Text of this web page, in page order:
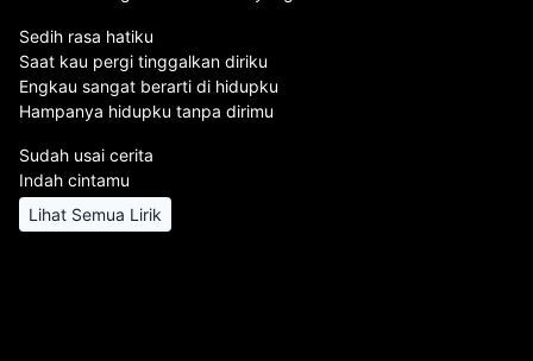
Sedih rasa hatiku
Saat kau pergi tinggalkan diriku
Engkau sangat berarti di hidupku
Hampanya hidupku tanpa dirimu
Sudah usai cerita
Indah cintamu
Lihat Semua Lirik